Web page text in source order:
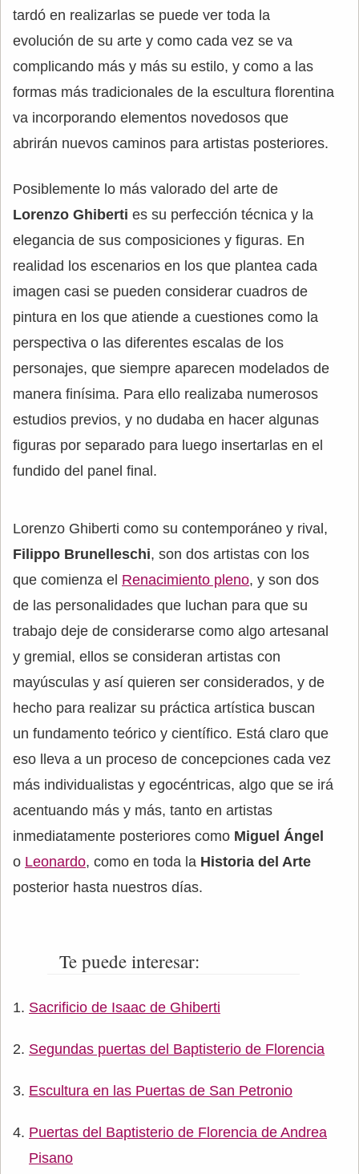
tardó en realizarlas se puede ver toda la
evolución de su arte y como cada vez se va
complicando más y más su estilo, y como a las
formas más tradicionales de la escultura florentina
va incorporando elementos novedosos que
abrirán nuevos caminos para artistas posteriores.
Posiblemente lo más valorado del arte de
Lorenzo Ghiberti es su perfección técnica y la
elegancia de sus composiciones y figuras. En
realidad los escenarios en los que plantea cada
imagen casi se pueden considerar cuadros de
pintura en los que atiende a cuestiones como la
perspectiva o las diferentes escalas de los
personajes, que siempre aparecen modelados de
manera finísima. Para ello realizaba numerosos
estudios previos, y no dudaba en hacer algunas
figuras por separado para luego insertarlas en el
fundido del panel final.
Lorenzo Ghiberti como su contemporáneo y rival,
Filippo Brunelleschi, son dos artistas con los
que comienza el Renacimiento pleno, y son dos
de las personalidades que luchan para que su
trabajo deje de considerarse como algo artesanal
y gremial, ellos se consideran artistas con
mayúsculas y así quieren ser considerados, y de
hecho para realizar su práctica artística buscan
un fundamento teórico y científico. Está claro que
eso lleva a un proceso de concepciones cada vez
más individualistas y egocéntricas, algo que se irá
acentuando más y más, tanto en artistas
inmediatamente posteriores como Miguel Ángel
o Leonardo, como en toda la Historia del Arte
posterior hasta nuestros días.
Te puede interesar:
Sacrificio de Isaac de Ghiberti
Segundas puertas del Baptisterio de Florencia
Escultura en las Puertas de San Petronio
Puertas del Baptisterio de Florencia de Andrea
Pisano